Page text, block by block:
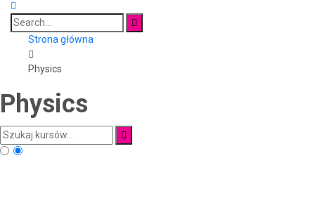
Search
for: Strona główna
Physics
Physics